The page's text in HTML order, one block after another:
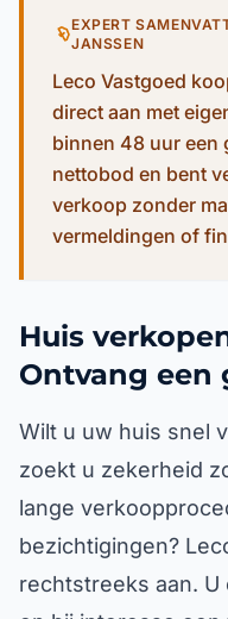
EXPERT
JANSSEN
Leco Vastgoed
direct aan met
binnen 48 uur een
nettobod en bent
verkoop zonder
vermeldingen of
Huis
Ontvang een
Wilt u uw huis snel
zoekt u zekerheid
lange
bezichtigingen?
rechtstreeks aan.